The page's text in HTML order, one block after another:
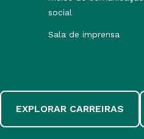
social
Sala de imprensa
EXPLORAR CARREIRAS